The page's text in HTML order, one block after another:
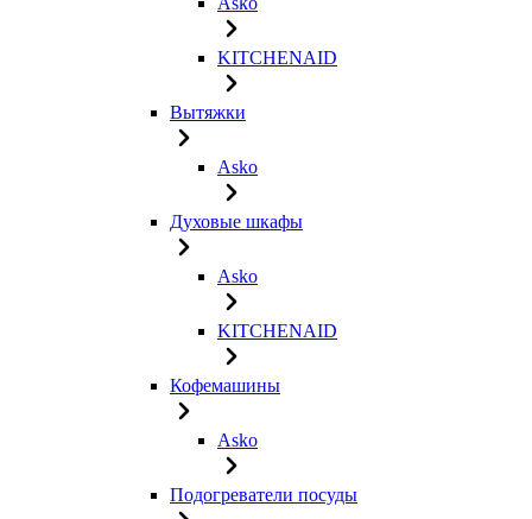
KITCHENAID
Вытяжки
Asko
Духовые шкафы
Asko
KITCHENAID
Кофемашины
Asko
Подогреватели посуды